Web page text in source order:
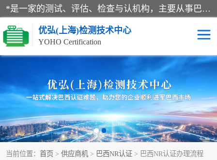
*是一家的测试、评估、检查与认机构，主要从事巴西NR10认证、NR12认证、NR13认证；ANATEL认证、INMTRO认证，欧盟CE认证：MD认证，PED认证，MID认证，ATEX认证，德国蓝色天使认证。
优弘(上海)检测技术中心
YOHO Certification
当前位置： 首页 > 供应商机 > 巴西NR认证 > 巴西NR认证办理流程
RECYCLASS认证 NR10认证
NR12认证 NR13认证
ART认证 巴西NR认证
巴西认证 RETIE认证